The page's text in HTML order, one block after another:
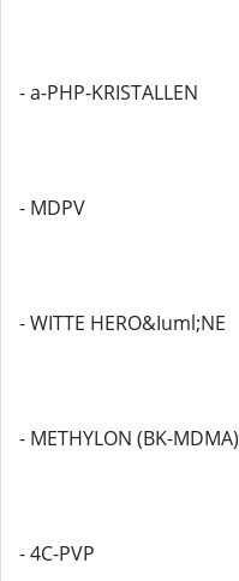
- a-PHP-KRISTALLEN
- MDPV
- WITTE HERO&Iuml;NE
- METHYLON (BK-MDMA)
- 4C-PVP